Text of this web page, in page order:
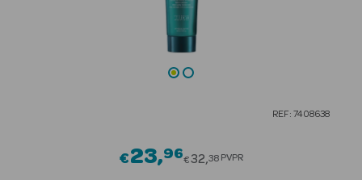
Beauty Season
REF: 7408638
€23 96Price reduced from
€32 38 PVPR